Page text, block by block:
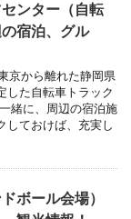
ンター（自転
宿泊、グル
京から離れた静岡県
した自転車トラック
緒に、周辺の宿泊施
しておけば、充実し
ボール会場）